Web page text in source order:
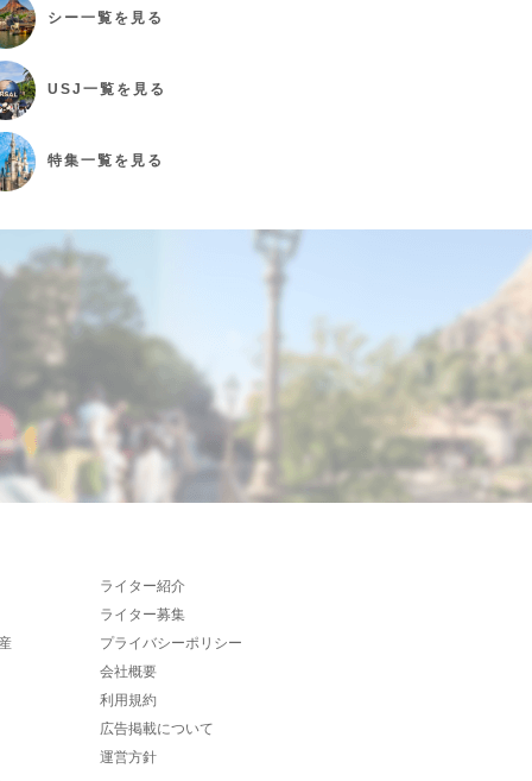
シー一覧を見る
USJ 一覧を見る
特集一覧を見る
ライター紹介
ライター募集
プライバシーポリシー
会社概要
利用規約
広告掲載について
運営方針